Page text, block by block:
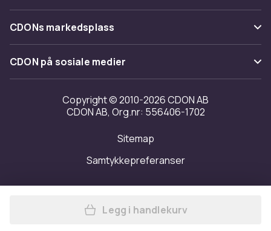
Tilbakekallinger
Varemerker
Om oss
Kundeanmeldelser
Jobbe på CDON
Investor relations
Tilgjengelighet
CDONs markedsplass
Merchant Help Center
CDON på sosiale medier
Copyright © 2010-2026 CDON AB
CDON AB, Org.nr: 556406-1702
Sitemap
Samtykkepreferanser
Legg Trespass Womens/
Legg i handlekurv